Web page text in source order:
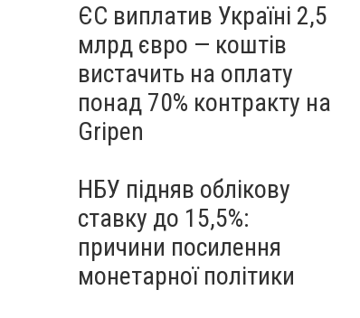
ЄС виплатив Україні 2,5
млрд євро — коштів
вистачить на оплату
понад 70% контракту на
Gripen
НБУ підняв облікову
ставку до 15,5%:
причини посилення
монетарної політики